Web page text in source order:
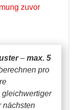
zuvor
– max. 5
pro
nächsten